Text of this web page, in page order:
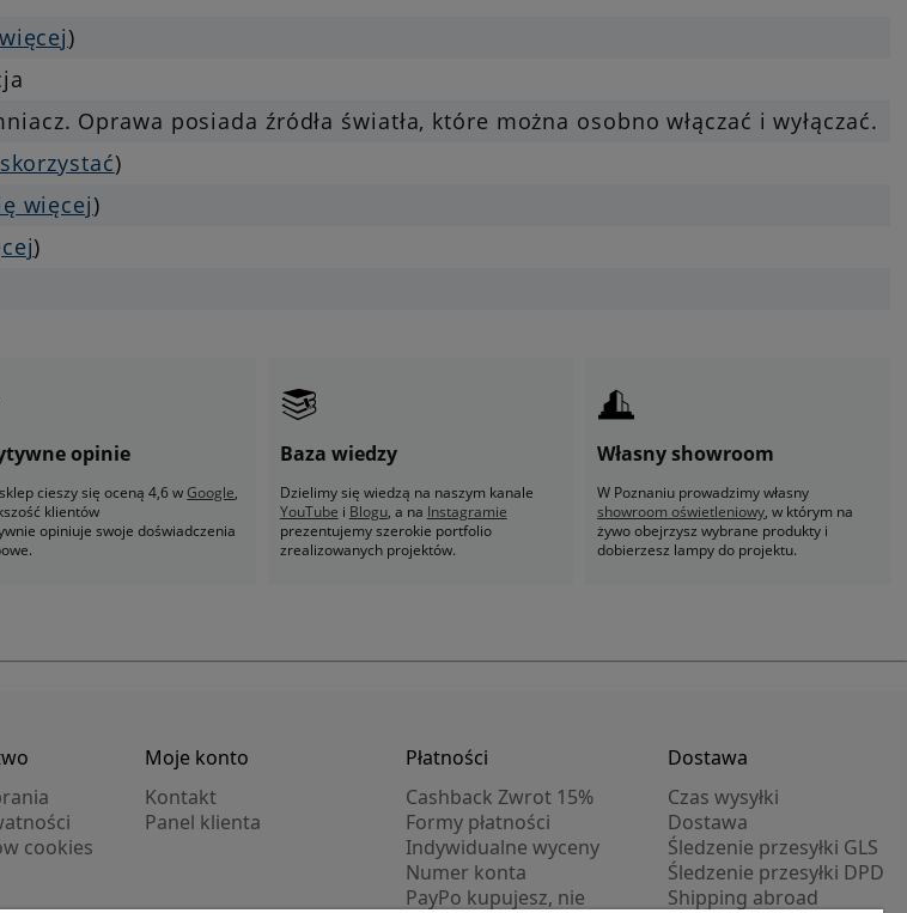
)
Oprawa posiada źródła światła, które można osobno włączać i wyłączać.
)
więcej)
)
opinie
cieszy się oceną 4,6 wGoogle,
klientów
opiniuje swoje doświadczenia
Baza wiedzy
Dzielimy się wiedzą na naszym kanale
YouTube i Blogu, a na Instagramie
prezentujemy szerokie portfolio
zrealizowanych projektów.
Własny showroom
W Poznaniu prowadzimy własny
showroom oświetleniowy, w którym na
żywo obejrzysz wybrane produkty i
dobierzesz lampy do projektu.
cookies
Moje konto
Kontakt
Panel klienta
Płatności
Cashback Zwrot 15%
Formy płatności
Indywidualne wyceny
Numer konta
PayPo kupujesz, nie
Dostawa
Czas wysyłki
Dostawa
Śledzenie przesyłki GLS
Śledzenie przesyłki DPD
Shipping abroad